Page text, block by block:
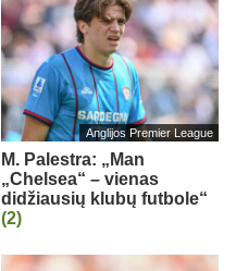
Anglijos Premier League
M. Palestra: „Man
„Chelsea“ – vienas
didžiausių klubų futbole“
(2)